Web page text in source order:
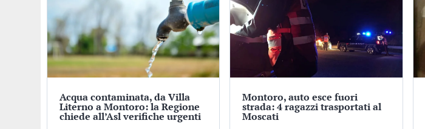
Acqua contaminata, da Villa
Literno a Montoro: la Regione
chiede all’Asl verifiche urgenti
Montoro, auto esce fuori
strada: 4 ragazzi trasportati al
Moscati